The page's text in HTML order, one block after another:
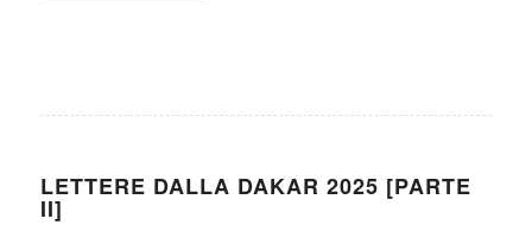
LETTERE DALLA DAKAR 2025 [PARTE
II]